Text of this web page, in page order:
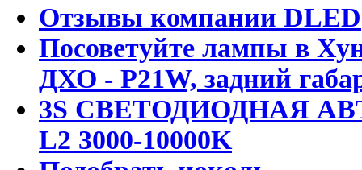
Отзывы компании DLED
Посоветуйте лампы в
ДХО - P21W, задний
3S СВЕТОДИОДНАЯ
L2 3000-10000K